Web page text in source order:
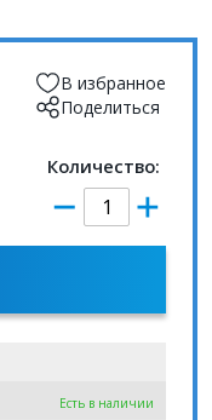
В избранное
Поделиться
Количество:
Есть в наличии